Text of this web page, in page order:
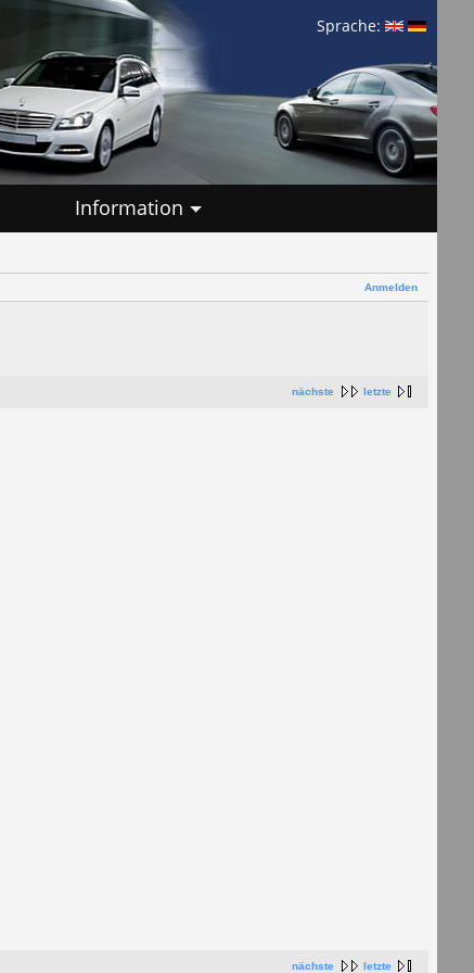
Sprache:
Information
Anmelden
nächste letzte
nächste letzte